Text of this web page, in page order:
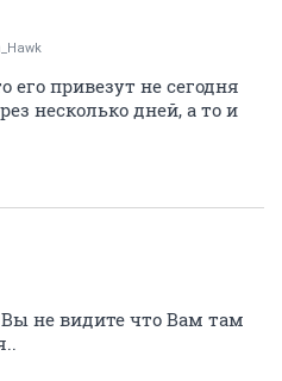
его привезут не сегодня
несколько дней, а то и
не видите что Вам там